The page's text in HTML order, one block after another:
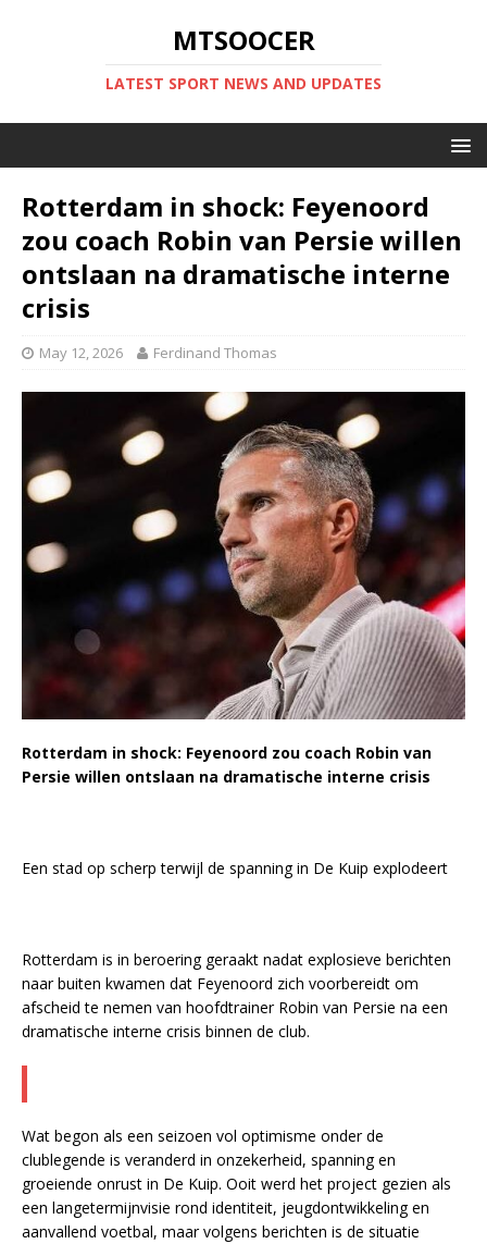
MTSOOCER
LATEST SPORT NEWS AND UPDATES
Rotterdam in shock: Feyenoord
zou coach Robin van Persie willen
ontslaan na dramatische interne
crisis
May 12, 2026 Ferdinand Thomas
Rotterdam in shock: Feyenoord zou coach Robin van
Persie willen ontslaan na dramatische interne crisis
Een stad op scherp terwijl de spanning in De Kuip explodeert
Rotterdam is in beroering geraakt nadat explosieve berichten
naar buiten kwamen dat Feyenoord zich voorbereidt om
afscheid te nemen van hoofdtrainer Robin van Persie na een
dramatische interne crisis binnen de club.
Wat begon als een seizoen vol optimisme onder de
clublegende is veranderd in onzekerheid, spanning en
groeiende onrust in De Kuip. Ooit werd het project gezien als
een langetermijnvisie rond identiteit, jeugdontwikkeling en
aanvallend voetbal, maar volgens berichten is de situatie